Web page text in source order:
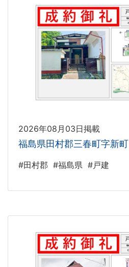
2026年08月03日掲載
福島県田村郡三春町字新町
#田村郡 #福島県 #戸建